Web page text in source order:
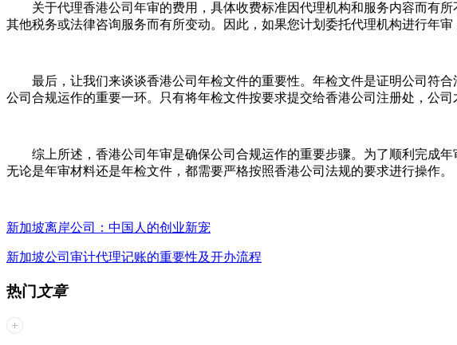
关于代理香港公司年审的费用，具体收费标准因代理机构和服务内容而有所
其他税务或法律咨询服务而有所变动。因此，如果您计划委托代理机构进行年
最后，让我们来谈谈香港公司年检文件的重要性。年检文件是证明公司符合
公司合规运作的重要一环。只有将年检文件按要求提交给香港公司注册处，公司
综上所述，香港公司年审是确保公司合规运作的重要步骤。为了顺利完成年
无论是年审材料还是年检文件，都需要严格按照香港公司法规的要求进行操作。
新加坡离岸公司：中国人的创业新宠
新加坡公司审计代理记账的重要性及开办流程
热门 文章